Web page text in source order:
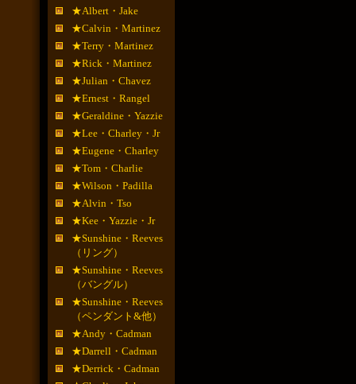
★Albert・Jake
★Calvin・Martinez
★Terry・Martinez
★Rick・Martinez
★Julian・Chavez
★Ernest・Rangel
★Geraldine・Yazzie
★Lee・Charley・Jr
★Eugene・Charley
★Tom・Charlie
★Wilson・Padilla
★Alvin・Tso
★Kee・Yazzie・Jr
★Sunshine・Reeves
（リング）
★Sunshine・Reeves
（バングル）
★Sunshine・Reeves
（ペンダント&他）
★Andy・Cadman
★Darrell・Cadman
★Derrick・Cadman